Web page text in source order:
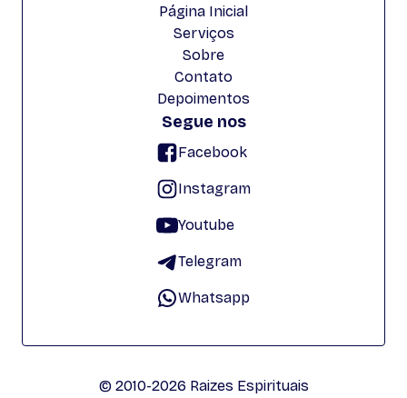
Página Inicial
Serviços
Sobre
Contato
Depoimentos
Segue nos
Facebook
Instagram
Youtube
Telegram
Whatsapp
© 2010-2026 Raizes Espirituais